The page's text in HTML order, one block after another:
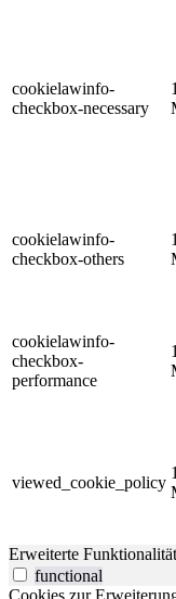
cookielawinfo-
checkbox-necessary
cookielawinfo-
checkbox-others
cookielawinfo-
checkbox-
performance
viewed_cookie_policy
Erweiterte Funktionalität
functional
Cookies zur